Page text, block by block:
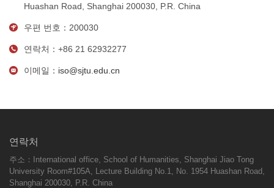
Huashan Road, Shanghai 200030, P.R. China
우편 번호：200030
연락처：+86 21 62932277
이메일： iso@sjtu.edu.cn
연락처
주소：International office, School of Humanities, Shanghai Jiao Tong
University Room#105A, Lecture Building No.1, No. 1954 Huashan Road,
Shanghai 200030, P.R. China